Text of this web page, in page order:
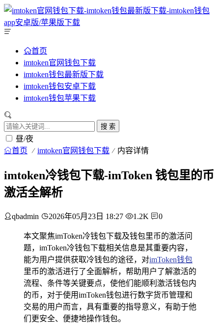
首页
imtoken官网钱包下载
imtoken钱包最新版下载
imtoken钱包安卓下载
imtoken钱包苹果下载
搜 索
昼/夜
首页 imtoken官网钱包下载 内容详情
imtoken冷钱包下载-imToken 钱包里的币
激活全解析
qbadmin 2026年05月23日 18:27 1.2K 0
本文聚焦imToken冷钱包下载及钱包里币的激活问
题，imToken冷钱包下载相关信息是其重要内容，
能为用户提供获取冷钱包的途径，对imToken钱包
里币的激活进行了全面解析，帮助用户了解激活的
流程、条件等关键要点，使他们能顺利激活钱包内
的币，对于使用imToken钱包进行数字货币管理和
交易的用户而言，具有重要的指导意义，有助于他
们更安全、便捷地操作钱包。